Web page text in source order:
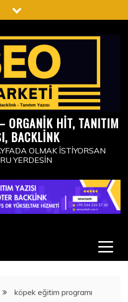
ORGANIK HIT, TANITIM
BACKLINK
OLMAK İSTIYORSAN
YERDESIN
köpek eğitim programı